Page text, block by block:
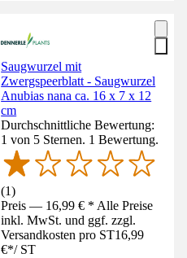
Saugwurzel mit
Zwergspeerblatt - Saugwurzel
Anubias nana ca. 16 x 7 x 12
cm
Durchschnittliche Bewertung:
1 von 5 Sternen. 1 Bewertung.
(1)
Preis — 16,99 € * Alle Preise
inkl. MwSt. und ggf. zzgl.
Versandkosten pro ST16,99
€*/ ST